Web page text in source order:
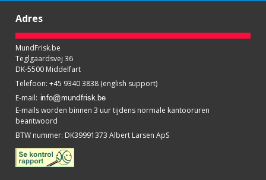
Adres
MundFrisk.be
Teglgaardsvej 36
DK-5500 Middelfart
Telefoon: +45 9340 3838 (english support)
E-mail:
E-mails worden binnen 3 uur tijdens normale kantooruren
beantwoord
BTW nummer: DK39991373 Albert Larsen ApS